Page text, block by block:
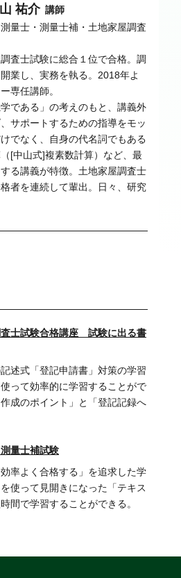
祐介 講師
量士・測量士補・土地家屋調査
査士試験に総合１位で合格。調
業し、実務を執る。2018年よ
専任講師。
学である」の考えのもと、講義外
サポートするための指導をモッ
でなく、自身の代名詞でもある
[中山式]複素数計算）など、最
る講義が特徴。土地家屋調査士
者を連続して輩出。日々、研究
士試験合格講座 試験に出る書
述式「登記申請書」対策の学習
って効率的に学習することがで
成のポイント」と「登記記録へ
量士補試験
率よく合格する」を追求した学
使って見開きになった「テキス
間で学習することができる。